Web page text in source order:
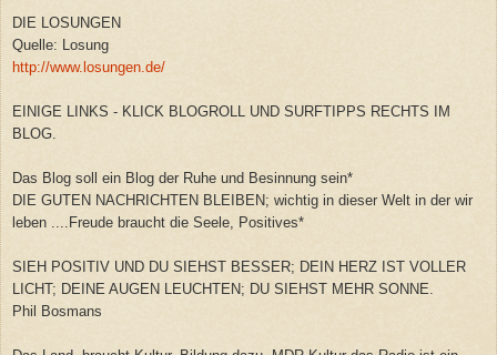
DIE LOSUNGEN
Quelle: Losung
http://www.losungen.de/
EINIGE LINKS - KLICK BLOGROLL UND SURFTIPPS RECHTS IM
BLOG.
Das Blog soll ein Blog der Ruhe und Besinnung sein*
DIE GUTEN NACHRICHTEN BLEIBEN; wichtig in dieser Welt in der wir
leben ....Freude braucht die Seele, Positives*
SIEH POSITIV UND DU SIEHST BESSER; DEIN HERZ IST VOLLER
LICHT; DEINE AUGEN LEUCHTEN; DU SIEHST MEHR SONNE.
Phil Bosmans